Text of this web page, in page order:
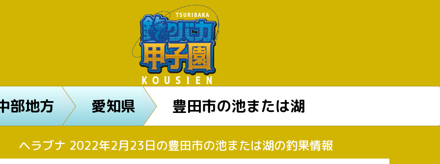
部地方 愛知県 豊田市の池または湖
ヘラブナ 2022年2月23日の豊田市の池または湖の釣果情報